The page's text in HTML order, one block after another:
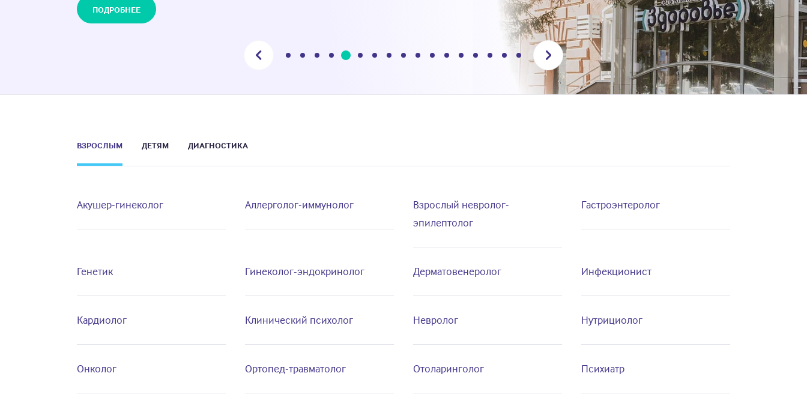
ПОДРОБНЕЕ
5
ВЗРОСЛЫМ ДЕТЯМ ДИАГНОСТИКА
Акушер-гинеколог Аллерголог-иммунолог
Взрослый невролог-
эпилептолог
Гастроэнтеролог
Генетик Гинеколог-эндокринолог Дерматовенеролог Инфекционист
Кардиолог Клинический психолог Невролог Нутрициолог
Онколог Ортопед-травматолог Отоларинголог Психиатр